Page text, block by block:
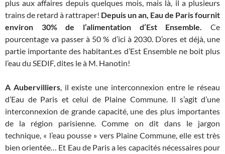
plus aux affaires depuis quelques mois, mais là, il a plusieurs
trains de retard à rattraper! Depuis un an, Eau de Paris fournit
environ 30% de l’alimentation d’Est Ensemble. Ce
pourcentage va passer à 50 % d’ici à 2030. D’ores et déjà, une
partie importante des habitant.es d’Est Ensemble ne boit plus
l’eau du SEDIF, dites le à M. Hanotin!
A Aubervilliers, il existe une interconnexion entre le réseau
d’Eau de Paris et celui de Plaine Commune. Il s’agit d’une
interconnexion de grande capacité, une des plus importantes
de la région parisienne. Comme on dit dans le jargon
technique, « l’eau pousse » vers Plaine Commune, elle est très
bien orientée… Et Eau de Paris a les capacités nécessaires pour